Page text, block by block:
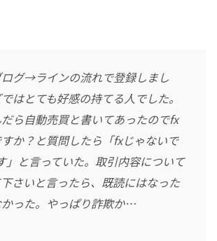
グ→ラインの流れで登録しまし
はとても好感の持てる人でした。
ら自動売買と書いてあったのでfx
か？と質問したら「fxじゃないで
」と言っていた。取引内容について
さいと言ったら、既読にはなった
った。やっぱり詐欺か…